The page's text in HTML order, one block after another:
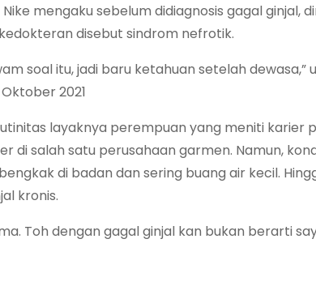
mengaku sebelum didiagnosis gagal ginjal,
disebut sindrom nefrotik.
soal itu, jadi baru ketahuan setelah dewasa,”
2021
layaknya perempuan yang meniti karier
di salah satu perusahaan garmen. Namun,
di badan dan sering buang air kecil.
kronis.
Toh dengan gagal ginjal kan bukan berarti